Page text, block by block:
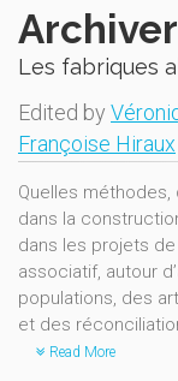
Les fabriques
Edited by
Françoise Hiraux
Quelles
dans la
dans les projets
associatif, autour
populations, des
et des
Read More